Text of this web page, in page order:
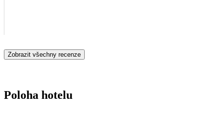
Zobrazit všechny recenze
Poloha hotelu